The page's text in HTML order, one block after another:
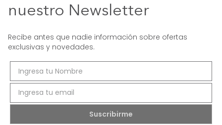
nuestro Newsletter
Recibe antes que nadie información sobre ofertas
exclusivas y novedades.